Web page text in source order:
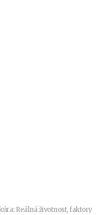
Reálná životnost, faktory